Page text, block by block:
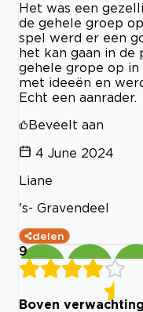
Het was een
de gehele groep
spel werd er een
het kan gaan in
gehele grope op
met ideeën en
Echt een aanrader.
Beveelt aan
4 June 2024
Liane
's- Gravendeel
delen
9
Boven